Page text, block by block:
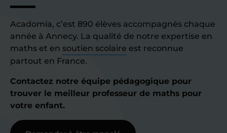
Acadomia, c’est 890 élèves accompagnés chaque
année à Annecy. La qualité de notre expertise en
maths et en soutien scolaire est reconnue
partout en France.
Contactez notre équipe pédagogique pour
trouver le meilleur professeur de maths pour
votre enfant.